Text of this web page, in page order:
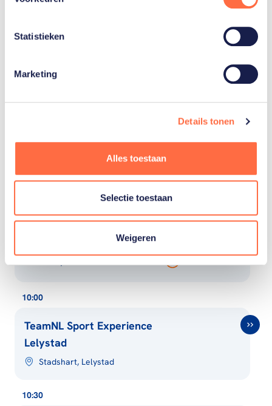
Statistieken
Marketing
Details tonen
Alles toestaan
Selectie toestaan
Weigeren
Zwemmen
10:00
EK turnen
WK hockey
Hockey vrouwen
10:00
TeamNL Sport Experience
Lelystad
Stadshart, Lelystad
10:30